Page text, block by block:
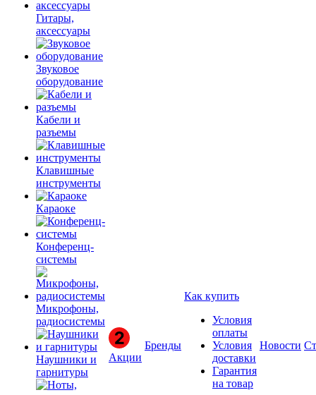
Гитары,
аксессуары
Звуковое
оборудование
Кабели и
разъемы
Клавишные
инструменты
Караоке
Конференц-
системы
Микрофоны,
радиосистемы
Наушники и
гарнитуры
Акции
Бренды
Как купить
Условия
оплаты
Условия
доставки
Гарантия
на товар
Новости